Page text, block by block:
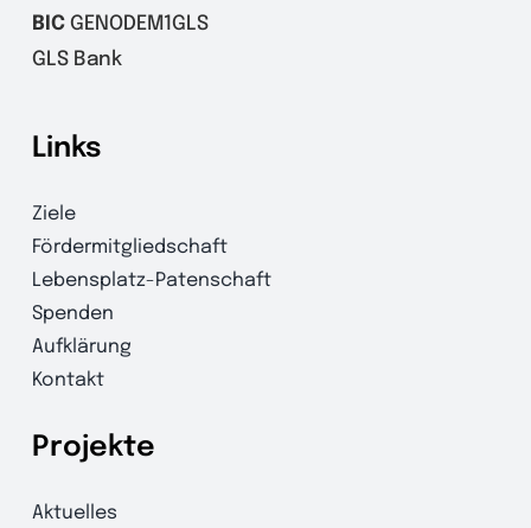
BICGENODEM1GLS
GLS Bank
Links
Ziele
Fördermitgliedschaft
Lebensplatz-Patenschaft
Spenden
Aufklärung
Kontakt
Projekte
Aktuelles